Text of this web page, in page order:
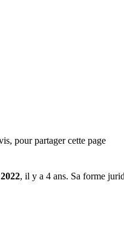
pour partager cette page
, il y a 4 ans. Sa forme